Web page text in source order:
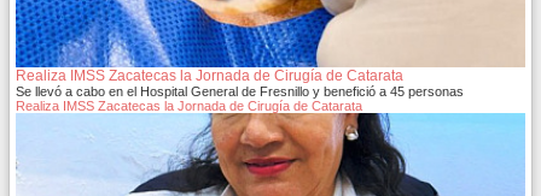
Realiza IMSS Zacatecas la Jornada de Cirugía de Catarata
Se llevó a cabo en el Hospital General de Fresnillo y benefició a 45 personas
Realiza IMSS Zacatecas la Jornada de Cirugía de Catarata